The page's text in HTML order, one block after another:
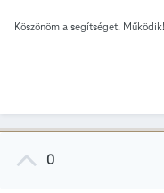
Köszönöm a segítséget! Működik!
0